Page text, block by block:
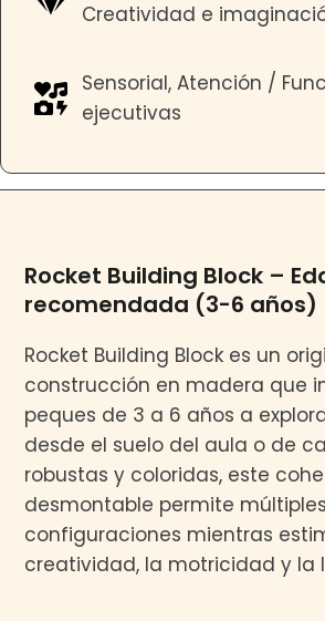
Creatividad e
Sensorial, Atención /
ejecutivas
Rocket Building Block –
recomendada (3-6 años)
Rocket Building Block es un
construcción en madera que
peques de 3 a 6 años a
desde el suelo del aula o de
robustas y coloridas, este
desmontable permite múltiples
configuraciones mientras
creatividad, la motricidad y la